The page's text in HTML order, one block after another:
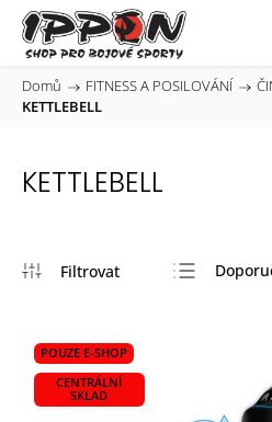
Domů / FITNESS A POSILOVÁNÍ /
KETTLEBELL
KETTLEBELL
POUZE E-SHOP
CENTRÁLNÍ
SKLAD